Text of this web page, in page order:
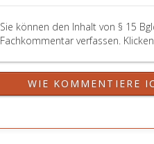
Sie können den Inhalt von § 15
Fachkommentar verfassen.
WIE KOMMENTIERE